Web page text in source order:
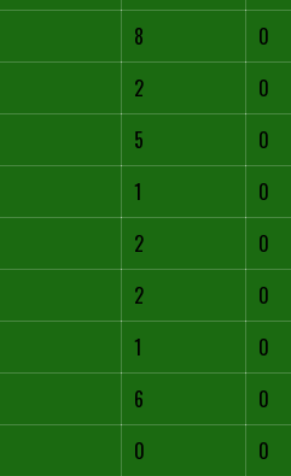
8 0
2 0
5 0
1 0
2 0
2 0
1 0
6 0
0 0